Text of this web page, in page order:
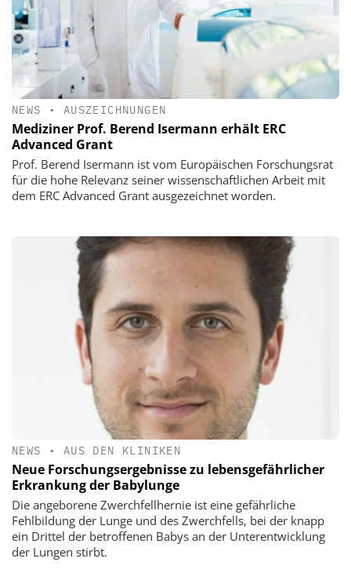
NEWS • AUSZEICHNUNGEN
Mediziner Prof. Berend Isermann erhält ERC
Advanced Grant
Prof. Berend Isermann ist vom Europäischen Forschungsrat
für die hohe Relevanz seiner wissenschaftlichen Arbeit mit
dem ERC Advanced Grant ausgezeichnet worden.
NEWS • AUS DEN KLINIKEN
Neue Forschungsergebnisse zu lebensgefährlicher
Erkrankung der Babylunge
Die angeborene Zwerchfellhernie ist eine gefährliche
Fehlbildung der Lunge und des Zwerchfells, bei der knapp
ein Drittel der betroffenen Babys an der Unterentwicklung
der Lungen stirbt.